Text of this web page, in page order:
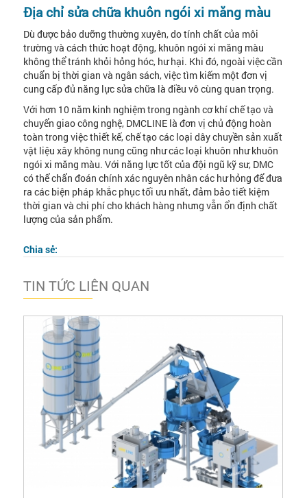
Địa chỉ sửa chữa khuôn ngói xi măng màu
Dù được bảo dưỡng thường xuyên, do tính chất của môi
trường và cách thức hoạt động, khuôn ngói xi măng màu
không thể tránh khỏi hỏng hóc, hư hại. Khi đó, ngoài việc cần
chuẩn bị thời gian và ngân sách, việc tìm kiếm một đơn vị
cung cấp đủ năng lực sửa chữa là điều vô cùng quan trọng.
Với hơn 10 năm kinh nghiệm trong ngành cơ khí chế tạo và
chuyển giao công nghệ, DMCLINE là đơn vị chủ động hoàn
toàn trong việc thiết kế, chế tạo các loại dây chuyền sản xuất
vật liệu xây không nung cũng như các loại khuôn như khuôn
ngói xi măng màu. Với năng lực tốt của đội ngũ kỹ sư, DMC
có thể chẩn đoán chính xác nguyên nhân các hư hỏng để đưa
ra các biện pháp khắc phục tối ưu nhất, đảm bảo tiết kiệm
thời gian và chi phí cho khách hàng nhưng vẫn ổn định chất
lượng của sản phẩm.
Chia sẻ:
TIN TỨC LIÊN QUAN